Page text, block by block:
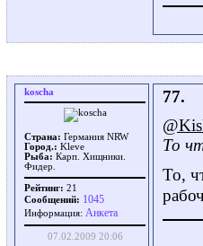
koscha
Страна: Германия NRW
Город.: Kleve
Рыба: Карп. Хищники.
Фидер.
Рейтинг: 21
Сообщений: 1045
Информация: Aнкета
07.02.2009 20:06
77.
То
То,